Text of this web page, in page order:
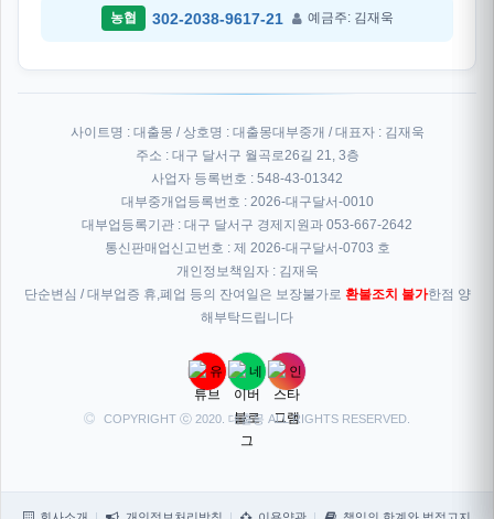
농협 302-2038-9617-21 예금주: 김재욱
사이트명 : 대출몽 / 상호명 : 대출몽대부중개 / 대표자 : 김재욱
주소 : 대구 달서구 월곡로26길 21, 3층
사업자 등록번호 : 548-43-01342
대부중개업등록번호 : 2026-대구달서-0010
대부업등록기관 : 대구 달서구 경제지원과 053-667-2642
통신판매업신고번호 : 제 2026-대구달서-0703 호
개인정보책임자 : 김재욱
단순변심 / 대부업증 휴,폐업 등의 잔여일은 보장불가로 환불조치 불가한점 양
해부탁드립니다
COPYRIGHT ⓒ 2020. 대출몽 ALL RIGHTS RESERVED.